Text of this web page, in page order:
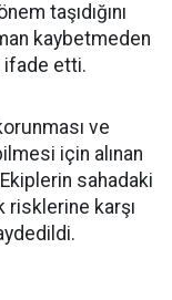
taşıdığını
kaybetmeden
etti.
ve
için alınan
sahadaki
risklerine karşı